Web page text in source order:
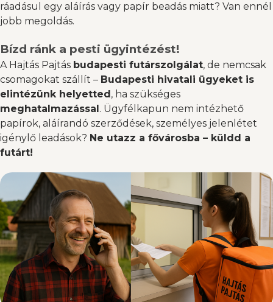
ráadásul egy aláírás vagy papír beadás miatt? Van ennél
jobb megoldás.
Bízd ránk a pesti ügyintézést!
A Hajtás Pajtás budapesti futárszolgálat, de nemcsak
csomagokat szállít – Budapesti hivatali ügyeket is
elintézünk helyetted, ha szükséges
meghatalmazással. Ügyfélkapun nem intézhető
papírok, aláírandó szerződések, személyes jelenlétet
igénylő leadások? Ne utazz a fővárosba – küldd a
futárt!